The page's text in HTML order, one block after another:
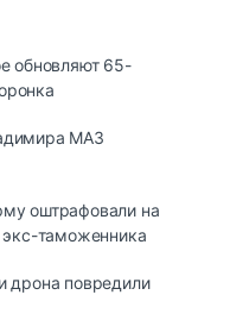
обновляют 65-
МАЗ
оштрафовали на
экс-таможенника
дрона повредили